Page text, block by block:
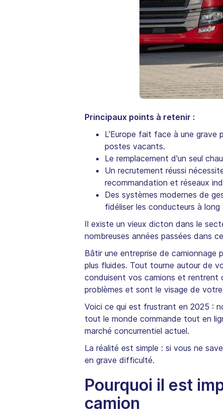
Principaux points à retenir :
L'Europe fait face à une grave
postes vacants.
Le remplacement d'un seul
Un recrutement réussi
recommandation et réseaux
Des systèmes modernes de
fidéliser les conducteurs à long
Il existe un vieux dicton dans le
nombreuses années passées dans
Bâtir une entreprise de camionnage
plus fluides. Tout tourne autour de
conduisent vos camions et rentrent
problèmes et sont le visage de
Voici ce qui est frustrant en 2025 :
tout le monde commande tout en
marché concurrentiel actuel.
La réalité est simple : si vous ne
en grave difficulté.
Pourquoi il est
camion